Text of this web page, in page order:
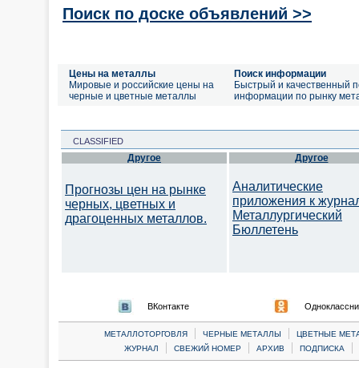
Поиск по доске объявлений >>
Цены на металлы
Мировые и российские цены на
черные и цветные металлы
Поиск информации
Быстрый и качественный
информации по рынку
CLASSIFIED
Другое
Прогнозы цен на рынке
черных, цветных и
драгоценных металлов.
Другое
Аналитические
приложения к
Металлургический
Бюллетень
ВКонтакте
МЕТАЛЛОТОРГОВЛЯ | ЧЕРНЫЕ МЕТАЛЛЫ |
ЦВЕТНЫЕ
ЖУРНАЛ
| СВЕЖИЙ НОМЕР | АРХИВ | ПОДПИСКА |